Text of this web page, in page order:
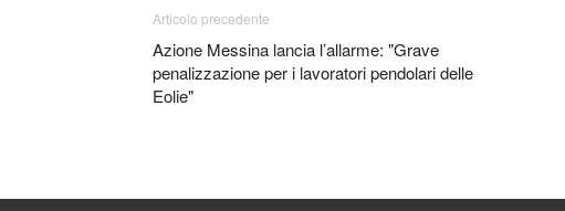
Articolo precedente
Azione Messina lancia l’allarme: "Grave
penalizzazione per i lavoratori pendolari delle
Eolie"